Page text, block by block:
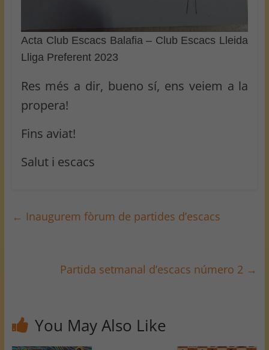
Acta Club Escacs Balafia – Club Escacs Lleida
Lliga Preferent 2023
Res més a dir, bueno sí, ens veiem a la
propera!
Fins aviat!
Salut i escacs
← Inaugurem fòrum de partides d’escacs
Partida setmanal d’escacs número 2 →
You May Also Like